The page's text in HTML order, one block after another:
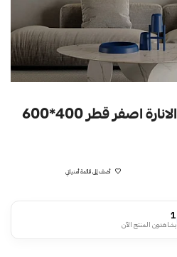
نجف مودرن ذهبي لون الانارة اصفر قطر 400*600
أضف إلى قائمة أمنياتي
1
يشاهدون المنتج الآن